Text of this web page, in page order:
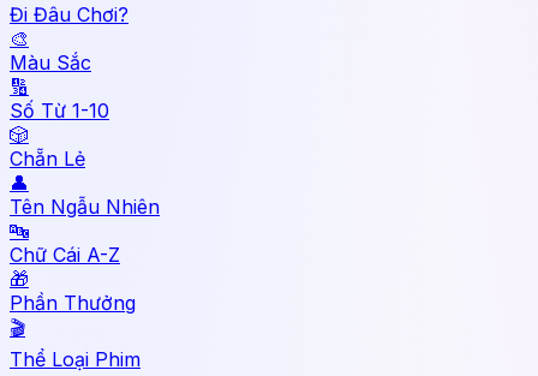
Đi Đâu Chơi?
🎨
Màu Sắc
🔢
Số Từ 1-10
🎲
Chẵn Lẻ
👤
Tên Ngẫu Nhiên
🔤
Chữ Cái A-Z
🎁
Phần Thưởng
🎬
Thể Loại Phim